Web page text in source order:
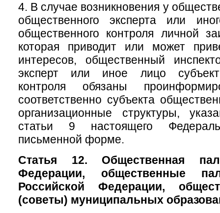
4. В случае возникновения у
общественного эксперта или
общественного контроля личной
которая приводит или может
интересов, общественный
эксперт или иное лицо
контроля обязаны
соответственно субъекта
организационные структуры,
статьи 9 настоящего
письменной форме.
Статья 12. Общественная
Федерации, общественные
Российской Федерации,
(советы) муниципальных